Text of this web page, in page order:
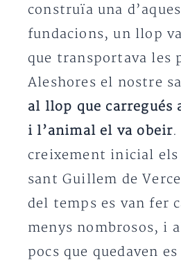
construïa una
fundacions, un llop
que transportava les
Aleshores el nostre
al llop que carregués
i l’animal el va obeir
creixement inicial els
sant Guillem de
del temps es van fer
menys nombrosos, i
pocs que quedaven